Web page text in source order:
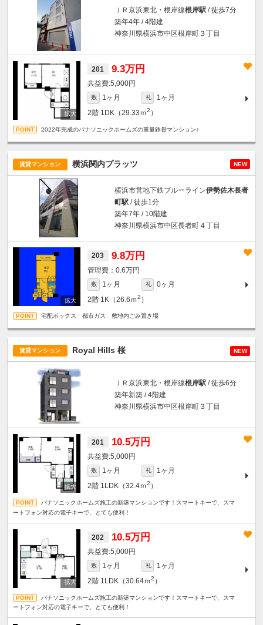
ＪＲ京浜東北・根岸線根岸駅 / 徒歩7分
築年4年 / 4階建
神奈川県横浜市中区根岸町３丁目
201 9.3万円
5,000円
敷 1ヶ月 礼
1ヶ月
2階 1DK（29.33ｍ2 ）
2022年完成のパナソニックホームズの重量鉄骨マンション♪
賃貸マンション 横浜関内プラッツ NEW
横浜市営地下鉄ブルーライン伊勢佐木長者
町駅 / 徒歩1分
築年7年 / 10階建
神奈川県横浜市中区長者町４丁目
203 9.8万円
0.6万円
敷 1ヶ月 礼
0ヶ月
2階 1K（26.6ｍ2 ）
宅配ボックス 都市ガス 敷地内ごみ置き場
賃貸マンション Royal Hills 桜 NEW
ＪＲ京浜東北・根岸線根岸駅 / 徒歩6分
築年新築 / 4階建
神奈川県横浜市中区根岸町３丁目
201 10.5万円
5,000円
敷 1ヶ月 礼
1ヶ月
2階 1LDK（32.4ｍ2 ）
パナソニックホームズ施工の新築マンションです！スマートキーで、スマ
ートフォン対応の電子キーで、とても便利！
202 10.5万円
5,000円
敷 1ヶ月 礼
1ヶ月
2階 1LDK（30.64ｍ2 ）
パナソニックホームズ施工の新築マンションです！スマートキーで、スマ
ートフォン対応の電子キーで、とても便利！